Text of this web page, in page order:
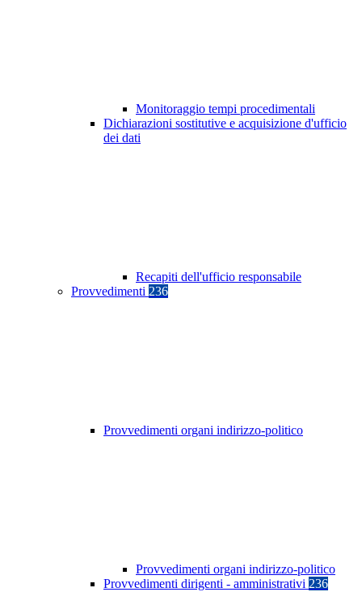
Monitoraggio tempi procedimentali
Dichiarazioni sostitutive e acquisizione d'ufficio
dei dati
Recapiti dell'ufficio responsabile
Provvedimenti 236
Provvedimenti organi indirizzo-politico
Provvedimenti organi indirizzo-politico
Provvedimenti dirigenti - amministrativi 236